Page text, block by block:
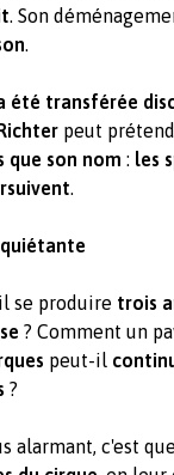
. Son
.
été transférée
peut
que son nom : les
.
se produire trois
? Comment un
peut-il
?
alarmant, c'est que